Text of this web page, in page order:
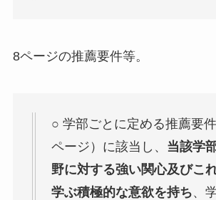
8ページの推薦要件等。
○ 学部ごとに定める推薦要
ページ）に該当し、 当該学
野に対する強い関心及びこ
学ぶ積極的な意欲を持ち、